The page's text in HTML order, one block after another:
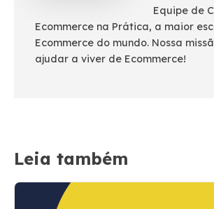
Equipe de
Ecommerce na Prática, a maior
Ecommerce do mundo. Nossa
ajudar a viver de Ecommerce!
Leia também